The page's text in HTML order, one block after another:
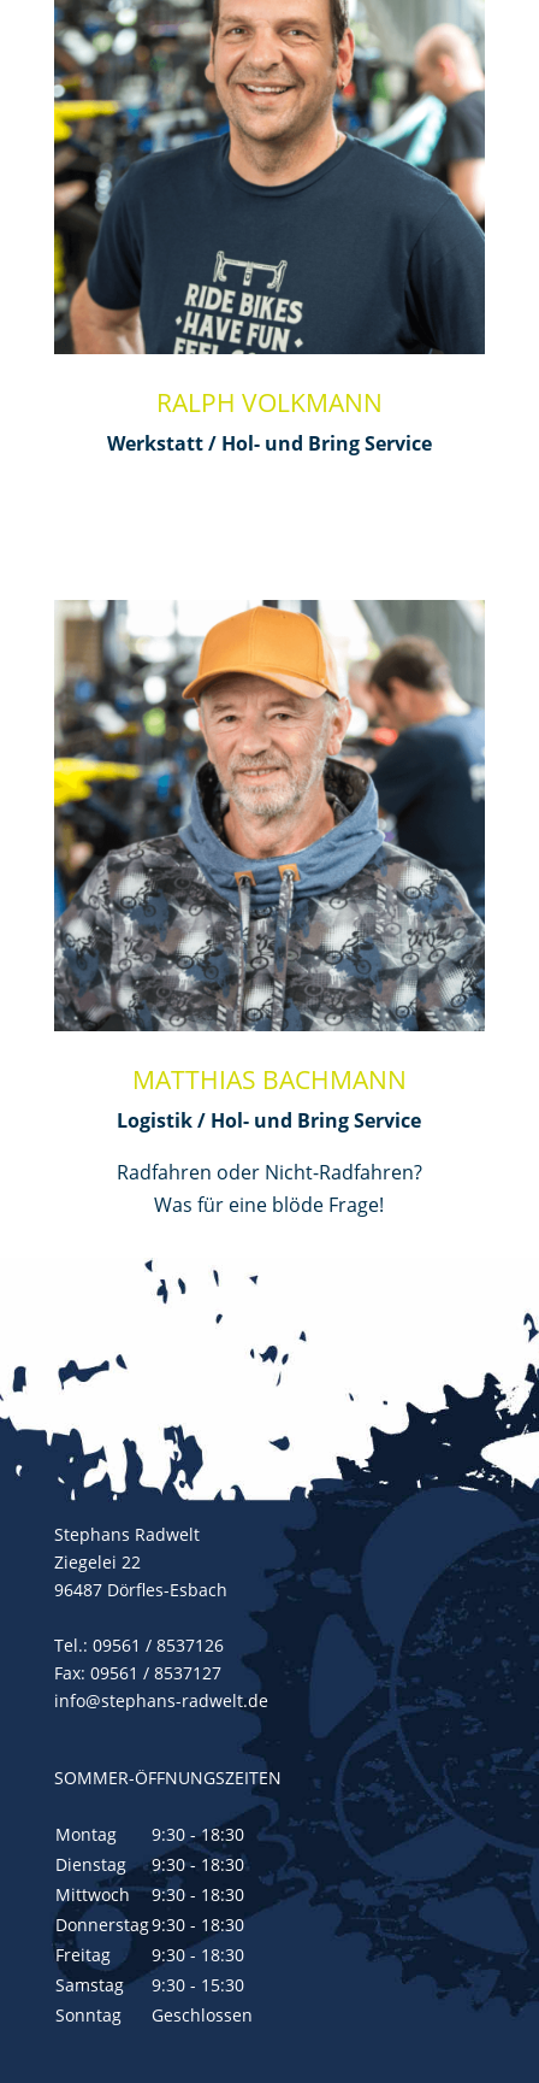
RALPH VOLKMANN
Werkstatt / Hol- und Bring Service
MATTHIAS BACHMANN
Logistik / Hol- und Bring Service
Radfahren oder Nicht-Radfahren?
Was für eine blöde Frage!
Stephans Radwelt
Ziegelei 22
96487 Dörfles-Esbach
Tel.: 09561 / 8537126
Fax: 09561 / 8537127
info@stephans-radwelt.de
SOMMER-ÖFFNUNGSZEITEN
Montag
9:30 - 18:30
Dienstag
9:30 - 18:30
Mittwoch
9:30 - 18:30
Donnerstag9:30 - 18:30
Freitag
9:30 - 18:30
Samstag
9:30 - 15:30
Sonntag
Geschlossen